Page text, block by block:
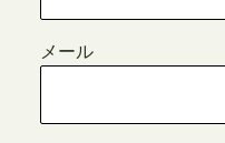
メール